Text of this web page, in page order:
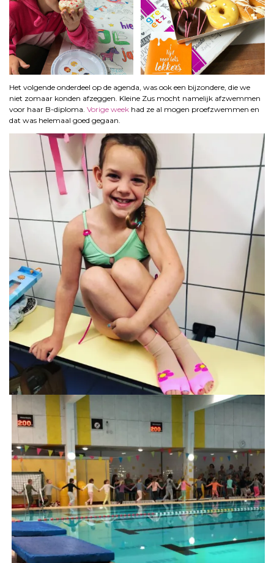
Het volgende onderdeel op de agenda, was ook een bijzondere, die we
niet zomaar konden afzeggen. Kleine Zus mocht namelijk afzwemmen
voor haar B-diploma. Vorige week had ze al mogen proefzwemmen en
dat was helemaal goed gegaan.